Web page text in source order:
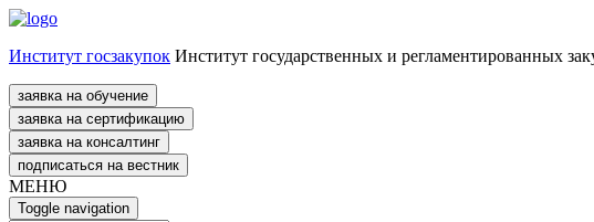
Институт госзакупок Институт государственных и регламентированных
заявка на обучение
заявка на сертификацию
заявка на консалтинг
подписаться на вестник
МЕНЮ
Toggle navigation